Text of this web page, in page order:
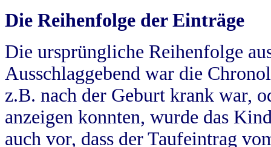
Die Reihenfolge der Einträge
Die ursprüngliche Reihenfolge
Ausschlaggebend war die
z.B. nach der Geburt krank war,
anzeigen konnten, wurde das
auch vor, dass der Taufeintrag